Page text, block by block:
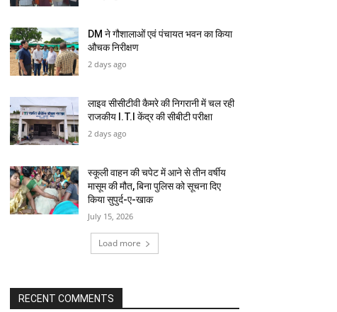
DM ने गौशालाओं एवं पंचायत भवन का किया
औचक निरीक्षण
2 days ago
लाइव सीसीटीवी कैमरे की निगरानी में चल रही
राजकीय I.T.I केंद्र की सीबीटी परीक्षा
2 days ago
स्कूली वाहन की चपेट में आने से तीन वर्षीय
मासूम की मौत, बिना पुलिस को सूचना दिए
किया सुपुर्द-ए-खाक
July 15, 2026
Load more
RECENT COMMENTS